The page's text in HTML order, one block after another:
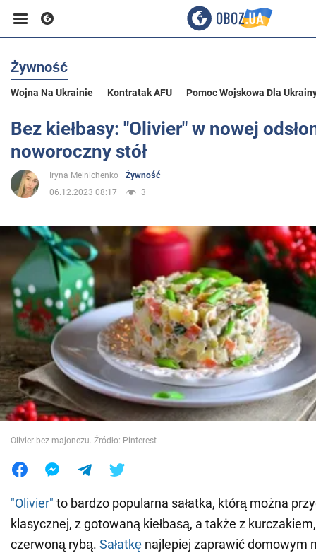
Biznes
Sport
Rozrywka
Polityka
Społeczeństwo
Wojna na Ukrainie
Świat
Jedzenie
Żywność
Wojna Na Ukrainie Kontratak AFU Pomoc Wojskowa Dla
Bez kiełbasy: "Olivier" w nowej
noworoczny stół
Iryna Melnichenko
Żywność
06.12.2023 08:17
3
Olivier bez majonezu. Źródło: Pinterest
"Olivier" to bardzo popularna sałatka, którą można
klasycznej, z gotowaną kiełbasą, a także z
czerwoną rybą. Sałatkę najlepiej zaprawić domowym